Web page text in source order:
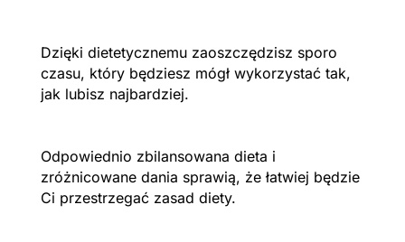
Dzięki dietetycznemu zaoszczędzisz sporo
czasu, który będziesz mógł wykorzystać tak,
jak lubisz najbardziej.
Odpowiednio zbilansowana dieta i
zróżnicowane dania sprawią, że łatwiej będzie
Ci przestrzegać zasad diety.